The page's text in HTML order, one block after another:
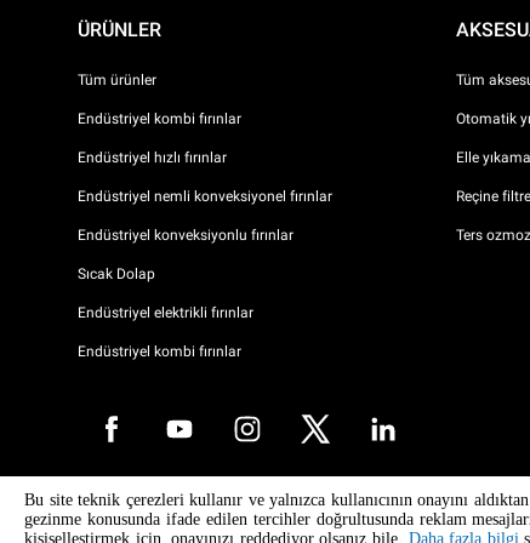
ÜRÜNLER
Tüm ürünler
Endüstriyel kombi fırınlar
Endüstriyel hızlı fırınlar
Endüstriyel nemli konveksiyonel fırınlar
Endüstriyel konveksiyonlu fırınlar
Sıcak Dolap
Endüstriyel elektrikli fırınlar
Endüstriyel kombi fırınlar
Tüm
Otomatik
Elle
Reçine
Ters
Telif Hakkı 2026 UNOX SpA Tüm hakları saklıdır. Reg. Imp. Padova n °
04230750285 - REA Padova 372835 - Dünya Topluluğu 5.000.000 €
Bu site teknik çerezleri kullanır ve yalnızca kullanıcının onayını
gezinme konusunda ifade edilen tercihler doğrultusunda reklam
kişiselleştirmek için, onayınızı reddediyor olsanız bile, Daha fazla bilgi